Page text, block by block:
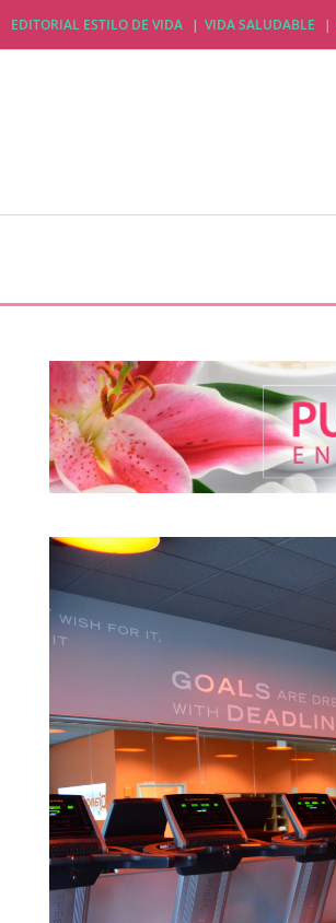
EDITORIAL ESTILO DE VIDA VIDA SALUDABLE